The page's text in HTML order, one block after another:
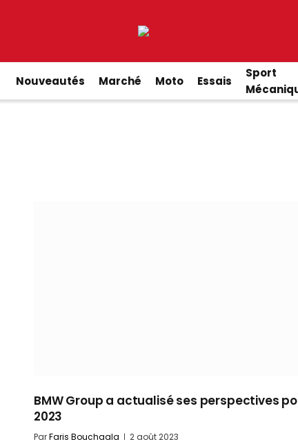
Nouveautés Marché Moto Essais
Sport
BMW Group a actualisé ses perspectives
2023
ParFaris Bouchaala 2 août 2023